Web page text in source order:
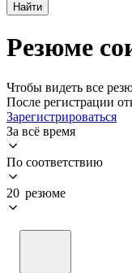
Найти
Резюме
Чтобы видеть все
После регистрации
Зарегистрироваться
За всё время
По соответствию
20 резюме